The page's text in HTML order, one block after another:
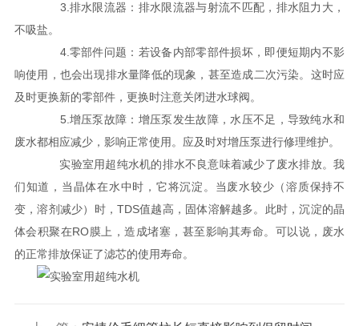
3.排水限流器：排水限流器与射流不匹配，排水阻力大，
不吸盐。
4.零部件问题：若设备内部零部件损坏，即便短期内不影
响使用，也会出现排水量降低的现象，甚至造成二次污染。这时应
及时更换新的零部件，更换时注意关闭进水球阀。
5.增压泵故障：增压泵发生故障，水压不足，导致纯水和
废水都相应减少，影响正常使用。应及时对增压泵进行修理维护。
实验室用超纯水机的排水不良意味着减少了废水排放。我
们知道，当晶体在水中时，它将沉淀。当废水较少（溶质保持不
变，溶剂减少）时，TDS值越高，固体溶解越多。此时，沉淀的晶
体会积聚在RO膜上，造成堵塞，甚至影响其寿命。可以说，废水
的正常排放保证了滤芯的使用寿命。